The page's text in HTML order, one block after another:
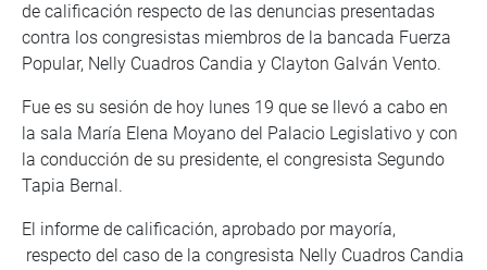
de calificación respecto de las denuncias presentadas
contra los congresistas miembros de la bancada Fuerza
Popular, Nelly Cuadros Candia y Clayton Galván Vento.
Fue es su sesión de hoy lunes 19 que se llevó a cabo en
la sala María Elena Moyano del Palacio Legislativo y con
la conducción de su presidente, el congresista Segundo
Tapia Bernal.
El informe de calificación, aprobado por mayoría,
respecto del caso de la congresista Nelly Cuadros Candia